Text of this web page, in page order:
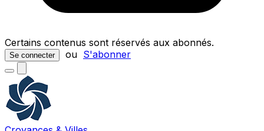
Certains contenus sont réservés aux abonnés.
Se connecter ou S'abonner